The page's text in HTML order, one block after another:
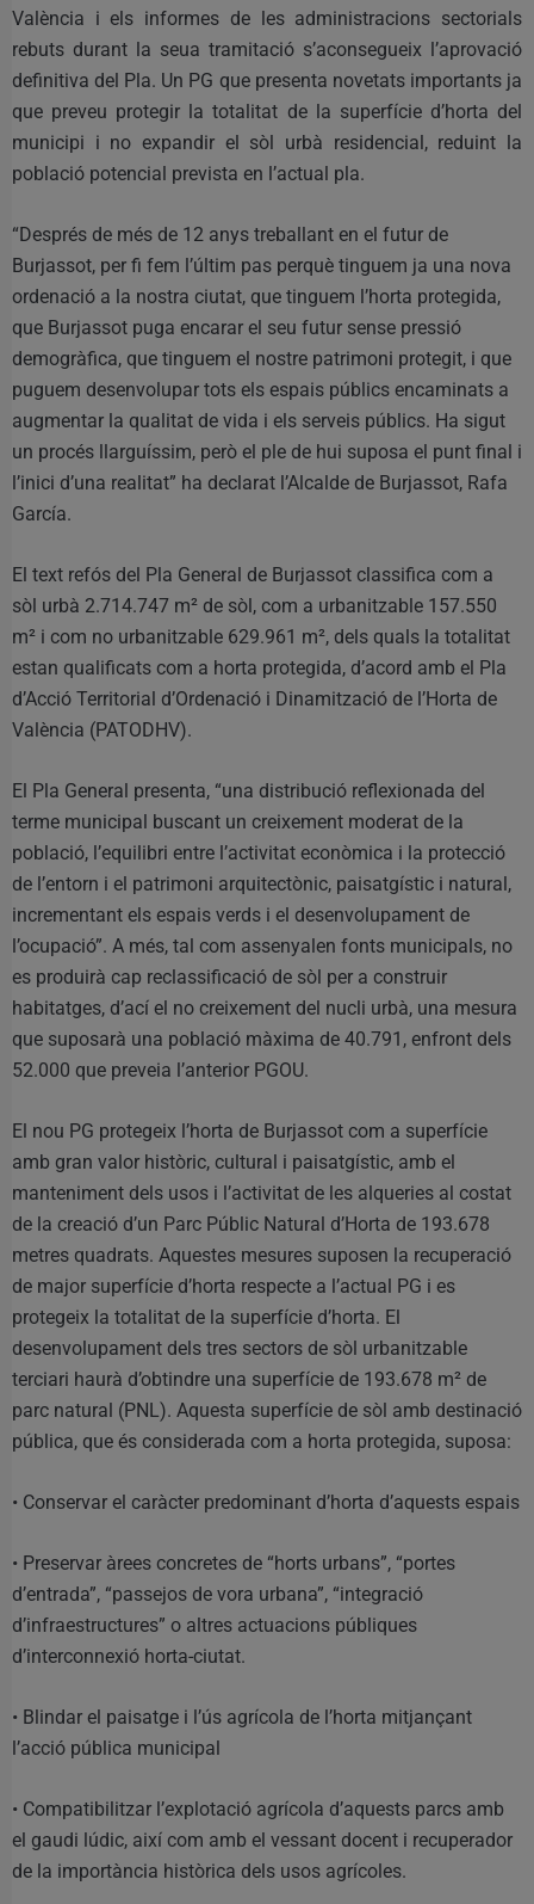
València i els informes de les administracions sectorials
rebuts durant la seua tramitació s’aconsegueix l’aprovació
definitiva del Pla. Un PG que presenta novetats importants ja
que preveu protegir la totalitat de la superfície d’horta del
municipi i no expandir el sòl urbà residencial, reduint la
població potencial prevista en l’actual pla.
“Després de més de 12 anys treballant en el futur de
Burjassot, per fi fem l’últim pas perquè tinguem ja una nova
ordenació a la nostra ciutat, que tinguem l’horta protegida,
que Burjassot puga encarar el seu futur sense pressió
demogràfica, que tinguem el nostre patrimoni protegit, i que
puguem desenvolupar tots els espais públics encaminats a
augmentar la qualitat de vida i els serveis públics. Ha sigut
un procés llarguíssim, però el ple de hui suposa el punt final i
l’inici d’una realitat” ha declarat l’Alcalde de Burjassot, Rafa
García.
El text refós del Pla General de Burjassot classifica com a
sòl urbà 2.714.747 m² de sòl, com a urbanitzable 157.550
m² i com no urbanitzable 629.961 m², dels quals la totalitat
estan qualificats com a horta protegida, d’acord amb el Pla
d’Acció Territorial d’Ordenació i Dinamització de l’Horta de
València (PATODHV).
El Pla General presenta, “una distribució reflexionada del
terme municipal buscant un creixement moderat de la
població, l’equilibri entre l’activitat econòmica i la protecció
de l’entorn i el patrimoni arquitectònic, paisatgístic i natural,
incrementant els espais verds i el desenvolupament de
l’ocupació”. A més, tal com assenyalen fonts municipals, no
es produirà cap reclassificació de sòl per a construir
habitatges, d’ací el no creixement del nucli urbà, una mesura
que suposarà una població màxima de 40.791, enfront dels
52.000 que preveia l’anterior PGOU.
El nou PG protegeix l’horta de Burjassot com a superfície
amb gran valor històric, cultural i paisatgístic, amb el
manteniment dels usos i l’activitat de les alqueries al costat
de la creació d’un Parc Públic Natural d’Horta de 193.678
metres quadrats. Aquestes mesures suposen la recuperació
de major superfície d’horta respecte a l’actual PG i es
protegeix la totalitat de la superfície d’horta. El
desenvolupament dels tres sectors de sòl urbanitzable
terciari haurà d’obtindre una superfície de 193.678 m² de
parc natural (PNL). Aquesta superfície de sòl amb destinació
pública, que és considerada com a horta protegida, suposa:
• Conservar el caràcter predominant d’horta d’aquests espais
• Preservar àrees concretes de “horts urbans”, “portes
d’entrada”, “passejos de vora urbana”, “integració
d’infraestructures” o altres actuacions públiques
d’interconnexió horta-ciutat.
• Blindar el paisatge i l’ús agrícola de l’horta mitjançant
l’acció pública municipal
• Compatibilitzar l’explotació agrícola d’aquests parcs amb
el gaudi lúdic, així com amb el vessant docent i recuperador
de la importància històrica dels usos agrícoles.